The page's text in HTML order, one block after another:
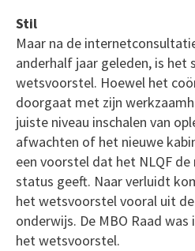
Stil
Maar na de
anderhalf jaar geleden, is
wetsvoorstel. Hoewel het
doorgaat met zijn
juiste niveau inschalen van
afwachten of het nieuwe
een voorstel dat het NLQF
status geeft. Naar verluidt
het wetsvoorstel vooral uit
onderwijs. De MBO Raad
het wetsvoorstel.